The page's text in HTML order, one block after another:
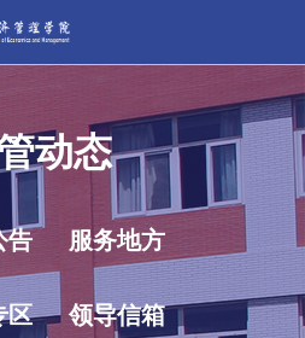
动态
告 服务地方
区 领导信箱